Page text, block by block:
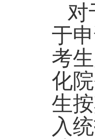
对
于
考
化
生
入